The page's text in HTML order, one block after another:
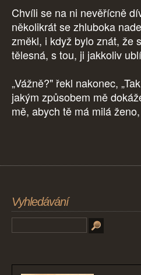
Chvíli se na ni nevěřícně
několikrát se zhluboka
změkl, i když bylo znát, že
tělesná, s tou, ji jakkoliv
„Vážně?" řekl nakonec,
jakým způsobem mě
mě, abych tě má milá
Vyhledávání